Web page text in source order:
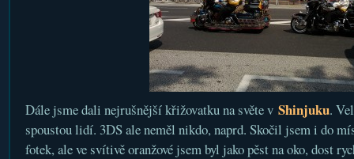
Dále jsme dali nejrušnější křižovatku na světe v Shinjuku.
spoustou lidí. 3DS ale neměl nikdo, naprd. Skočil jsem i do
fotek, ale ve svítivě oranžové jsem byl jako pěst na oko, dost